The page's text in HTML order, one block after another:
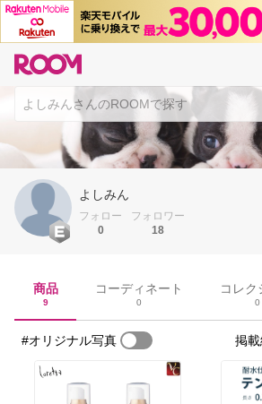
よしみん
フォロー
0
フォロワー
18
商品
9
コーディネート
0
コレク
0
#オリジナル写真 掲